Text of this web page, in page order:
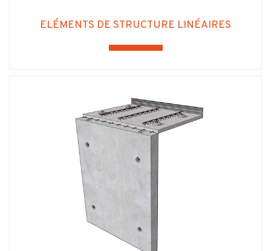
ELÉMENTS DE STRUCTURE LINÉAIRES